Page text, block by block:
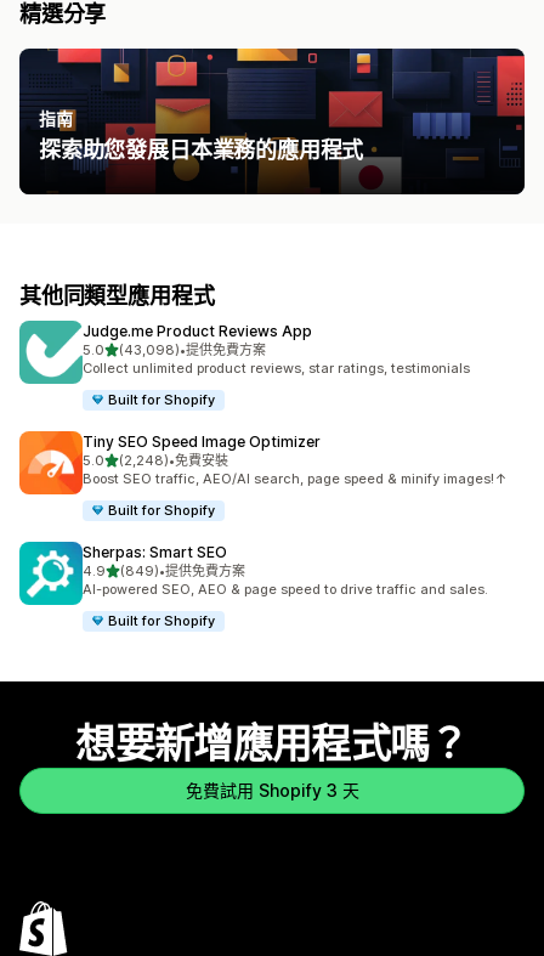
精選分享
指南
探索助您發展日本業務的應用程式
其他同類型應用程式
Judge.me Product Reviews App
5.0滿分 5 顆星
(43,098)
共有 43098 則評價
•提供免費方案
Collect unlimited product reviews, star ratings, testimonials
Built for Shopify
Tiny SEO Speed Image Optimizer
5.0滿分 5 顆星
(2,248)
共有 2248 則評價
•免費安裝
Boost SEO traffic, AEO/AI search, page speed & minify images!↑
Built for Shopify
Sherpas: Smart SEO
4.9滿分 5 顆星
(849)
共有 849 則評價
•提供免費方案
AI-powered SEO, AEO & page speed to drive traffic and sales.
Built for Shopify
想要新增應用程式嗎？
免費試用 Shopify 3 天